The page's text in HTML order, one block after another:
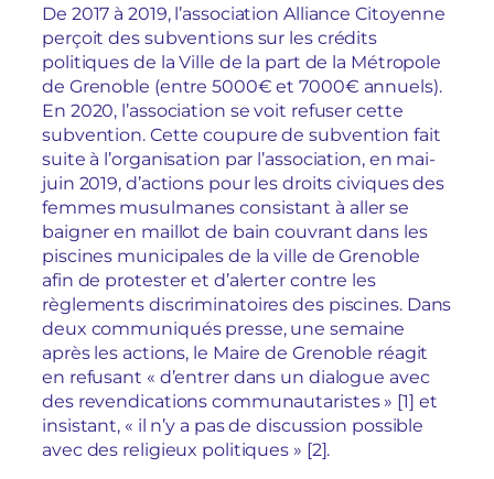
De 2017 à 2019, l’association Alliance Citoyenne
perçoit des subventions sur les crédits
politiques de la Ville de la part de la Métropole
de Grenoble (entre 5000€ et 7000€ annuels).
En 2020, l’association se voit refuser cette
subvention. Cette coupure de subvention fait
suite à l’organisation par l’association, en mai-
juin 2019, d’actions pour les droits civiques des
femmes musulmanes consistant à aller se
baigner en maillot de bain couvrant dans les
piscines municipales de la ville de Grenoble
afin de protester et d’alerter contre les
règlements discriminatoires des piscines. Dans
deux communiqués presse, une semaine
après les actions, le Maire de Grenoble réagit
en refusant « d’entrer dans un dialogue avec
des revendications communautaristes » [1] et
insistant, « il n’y a pas de discussion possible
avec des religieux politiques » [2].